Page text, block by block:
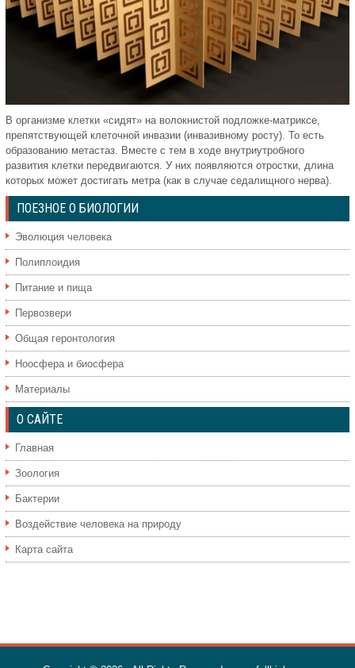
В организме клетки «сидят» на волокнистой подложке-матриксе,
препятствующей клеточной инвазии (инвазивному росту). То есть
образованию метастаз. Вместе с тем в ходе внутриутробного
развития клетки передвигаются. У них появляются отростки, длина
которых может достигать метра (как в случае седалищного нерва).
ПОЕЗНОЕ О БИОЛОГИИ
Эволюция человека
Полиплоидия
Питание и пища
Первозвери
Общая геронтология
Ноосфера и биосфера
Материалы
О САЙТЕ
Главная
Зоология
Бактерии
Воздействие человека на природу
Карта сайта